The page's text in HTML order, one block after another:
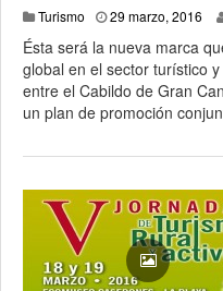
Turismo 29 marzo, 2016
Ésta será la nueva marca
global en el sector turístico
entre el Cabildo de Gran
un plan de promoción